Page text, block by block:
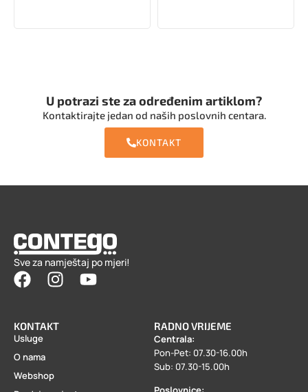
U potrazi ste za određenim artiklom?
Kontaktirajte jedan od naših poslovnih centara.
KONTAKT
Sve za namještaj po mjeri!
KONTAKT
Usluge
O nama
Webshop
RADNO VRIJEME
Centrala:
Pon-Pet: 07.30-16.00h
Sub: 07.30-15.00h